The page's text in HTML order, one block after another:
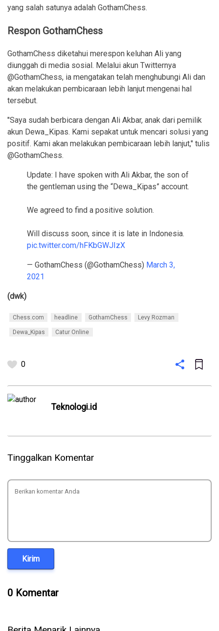
yang salah satunya adalah GothamChess.
Respon GothamChess
GothamChess diketahui merespon keluhan Ali yang
diunggah di media sosial. Melalui akun Twitternya
@GothamChess, ia mengatakan telah menghubungi Ali dan
akan melakukan pembicaraan lebih lanjut mengenai hal
tersebut.
"Saya sudah berbicara dengan Ali Akbar, anak dari pemilik
akun Dewa_Kipas. Kami sepakat untuk mencari solusi yang
positif. Kami akan melakukan pembicaraan lebih lanjut," tulis
@GothamChess.
Update: I have spoken with Ali Akbar, the son of
the gentleman using the “Dewa_Kipas” account.
We agreed to find a positive solution.
Will discuss soon, since it is late in Indonesia.
pic.twitter.com/hFKbGWJIzX
— GothamChess (@GothamChess) March 3,
2021
(dwk)
Chess.com headline GothamChess Levy Rozman
Dewa_Kipas Catur Online
0
Teknologi.id
Tinggalkan Komentar
Kirim
0 Komentar